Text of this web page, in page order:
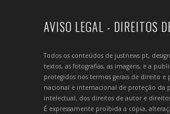
AVISO LEGAL - DIREITOS
Todos os conteúdos de justnews.pt,
textos, as fotografias, as imagens, e a
protegidos nos termos gerais de direito e
nacional e internacional de proteção da
intelectual, dos direitos de autor e
É expressamente proibida a cópia,